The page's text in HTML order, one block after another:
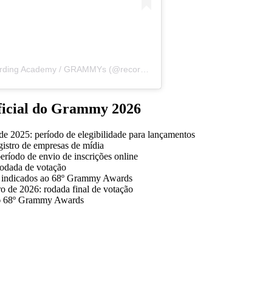
do Grammy 2026
2025: período de elegibilidade para lançamentos
de empresas de mídia
de envio de inscrições online
de votação
ao 68º Grammy Awards
de 2026: rodada final de votação
68º Grammy Awards